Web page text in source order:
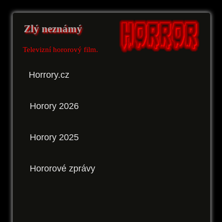
Zlý neznámý
Televizní hororový film.
Horrory.cz
Horory 2026
Horory 2025
Hororové zprávy